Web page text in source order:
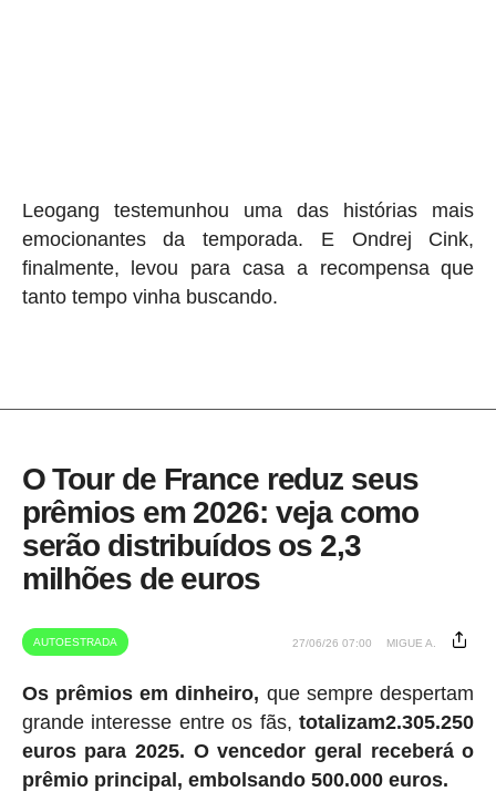
Leogang testemunhou uma das histórias mais
emocionantes da temporada. E Ondrej Cink,
finalmente, levou para casa a recompensa que
tanto tempo vinha buscando.
O Tour de France reduz seus
prêmios em 2026: veja como
serão distribuídos os 2,3
milhões de euros
AUTOESTRADA 27/06/26 07:00 MIGUE A.
Os prêmios em dinheiro, que sempre despertam
grande interesse entre os fãs,totalizam2.305.250
euros para 2025. O vencedor geral receberá o
prêmio principal, embolsando 500.000 euros.